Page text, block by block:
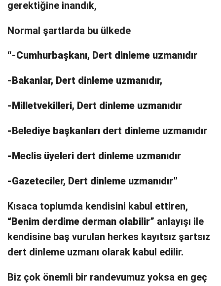
gerektiğine inandık,
Normal şartlarda bu ülkede
“-Cumhurbaşkanı, Dert dinleme uzmanıdır
-Bakanlar, Dert dinleme uzmanıdır,
-Milletvekilleri, Dert dinleme uzmanıdır
-Belediye başkanları dert dinleme uzmanıdır
-Meclis üyeleri dert dinleme uzmanıdır
-Gazeteciler, Dert dinleme uzmanıdır”
Kısaca toplumda kendisini kabul ettiren,
“Benim derdime derman olabilir” anlayışı ile
kendisine baş vurulan herkes kayıtsız şartsız
dert dinleme uzmanı olarak kabul edilir.
Biz çok önemli bir randevumuz yoksa en geç